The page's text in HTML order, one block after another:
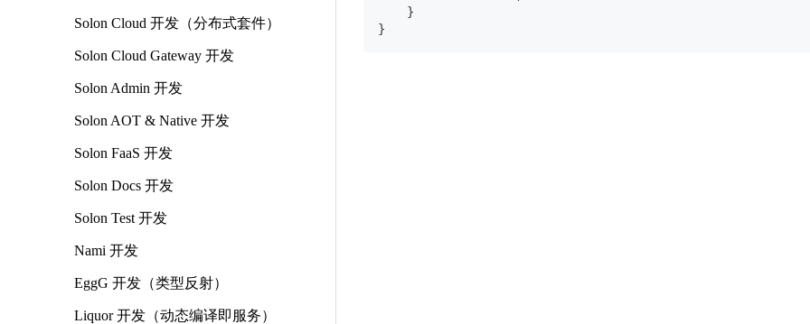
Solon Cloud 开发（分布式套件）
Solon Cloud Gateway 开发
Solon Admin 开发
Solon AOT & Native 开发
Solon FaaS 开发
Solon Docs 开发
Solon Test 开发
Nami 开发
EggG 开发（类型反射）
Liquor 开发（动态编译即服务）
    }